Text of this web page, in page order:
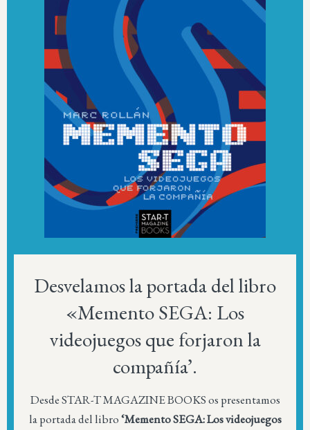
Desvelamos la portada del libro
«Memento SEGA: Los
videojuegos que forjaron la
compañía’.
Desde STAR-T MAGAZINE BOOKS os presentamos
la portada del libro‘Memento SEGA: Los videojuegos